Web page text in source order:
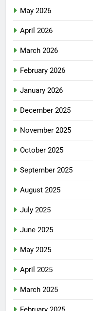
May 2026
April 2026
March 2026
February 2026
January 2026
December 2025
November 2025
October 2025
September 2025
August 2025
July 2025
June 2025
May 2025
April 2025
March 2025